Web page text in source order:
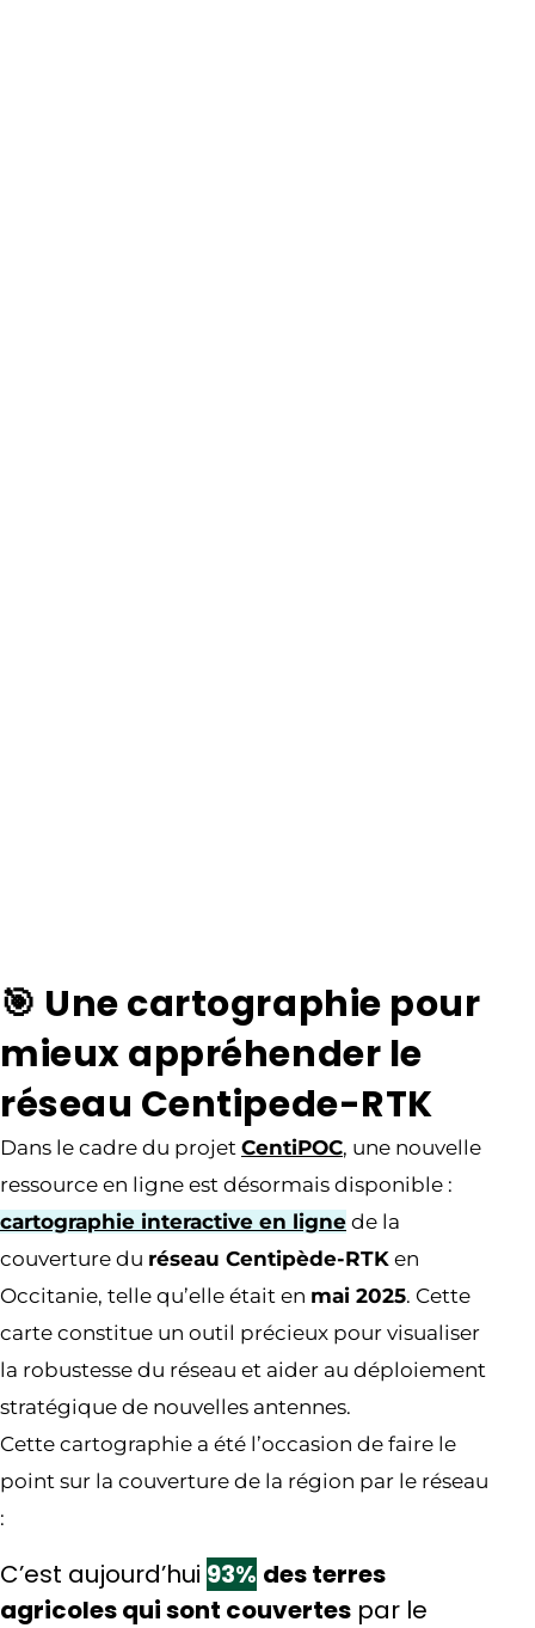
🎯 Une cartographie pour
mieux appréhender le
réseau Centipede-RTK
Dans le cadre du projet CentiPOC, une nouvelle
ressource en ligne est désormais disponible :
cartographie interactive en ligne de la
couverture du réseau Centipède-RTK en
Occitanie, telle qu’elle était en mai 2025. Cette
carte constitue un outil précieux pour visualiser
la robustesse du réseau et aider au déploiement
stratégique de nouvelles antennes.
Cette cartographie a été l’occasion de faire le
point sur la couverture de la région par le réseau
:
C’est aujourd’hui 93% des terres
agricoles qui sont couvertes par le